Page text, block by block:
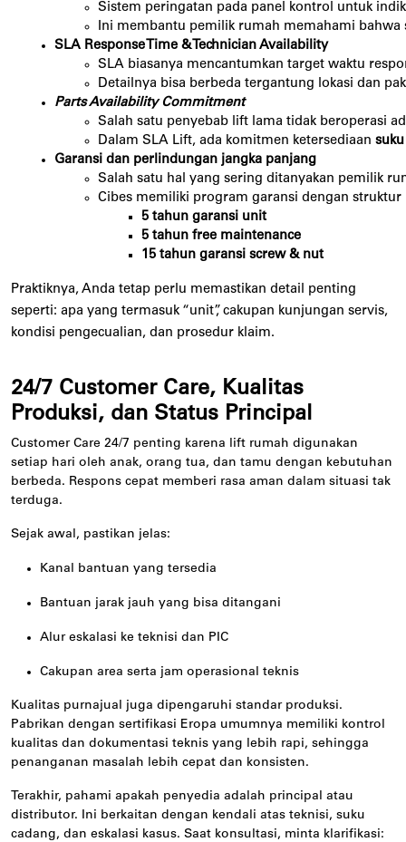
Sistem peringatan pada panel kontrol untuk
Ini membantu pemilik rumah memahami bahwa
SLA Response Time & Technician Availability
SLA biasanya mencantumkan target waktu
Detailnya bisa berbeda tergantung lokasi dan
Parts Availability Commitment
Salah satu penyebab lift lama tidak beroperasi
Dalam SLA Lift, ada komitmen ketersediaan
Garansi dan perlindungan jangka panjang
Salah satu hal yang sering ditanyakan pemilik
Cibes memiliki program garansi dengan
5 tahun garansi unit
5 tahun free maintenance
15 tahun garansi screw & nut
Praktiknya, Anda tetap perlu memastikan detail penting
seperti: apa yang termasuk “unit”, cakupan kunjungan servis,
kondisi pengecualian, dan prosedur klaim.
24/7 Customer Care, Kualitas
Produksi, dan Status Principal
Customer Care 24/7 penting karena lift rumah digunakan
setiap hari oleh anak, orang tua, dan tamu dengan kebutuhan
berbeda. Respons cepat memberi rasa aman dalam situasi tak
terduga.
Sejak awal, pastikan jelas:
Kanal bantuan yang tersedia
Bantuan jarak jauh yang bisa ditangani
Alur eskalasi ke teknisi dan PIC
Cakupan area serta jam operasional teknis
Kualitas purnajual juga dipengaruhi standar produksi.
Pabrikan dengan sertifikasi Eropa umumnya memiliki kontrol
kualitas dan dokumentasi teknis yang lebih rapi, sehingga
penanganan masalah lebih cepat dan konsisten.
Terakhir, pahami apakah penyedia adalah principal atau
distributor. Ini berkaitan dengan kendali atas teknisi, suku
cadang, dan eskalasi kasus. Saat konsultasi, minta klarifikasi: